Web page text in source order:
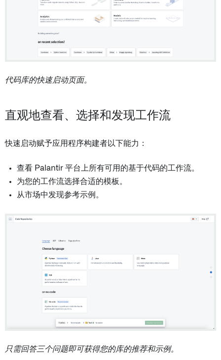
代码库的快速启动页面。
直观地查看、选择和发现工作流
快速启动赋予应用程序构建者以下能力：
查看 Palantir 平台上所有可用的基于代码的工作流。
为您的工作流选择合适的模板。
从市场中发现参考示例。
只需回答三个问题即可获得您的库的推荐和示例。